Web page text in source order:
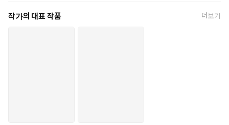
혁수를 바라보는 재희의 안광이 서슬 퍼렇게 빛났다.
작가의 대표 작품 더보기